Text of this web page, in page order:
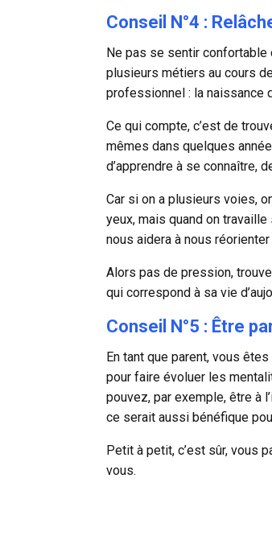
Conseil N°4 :
Ne pas se sentir confortable
plusieurs métiers au cours
professionnel : la naissance
Ce qui compte, c’est de
mêmes dans quelques
d’apprendre à se connaître,
Car si on a plusieurs voies,
yeux, mais quand on
nous aidera à nous
Alors pas de pression,
qui correspond à sa vie
Conseil N°5 : Être
En tant que parent, vous
pour faire évoluer les
pouvez, par exemple, être à
ce serait aussi bénéfique
Petit à petit, c’est sûr, vous
vous.